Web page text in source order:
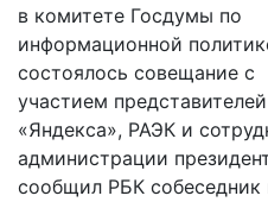
в комитете Госдумы по
информационной
состоялось совещание с
участием представителей
«Яндекса», РАЭК и
администрации
сообщил РБК собеседник